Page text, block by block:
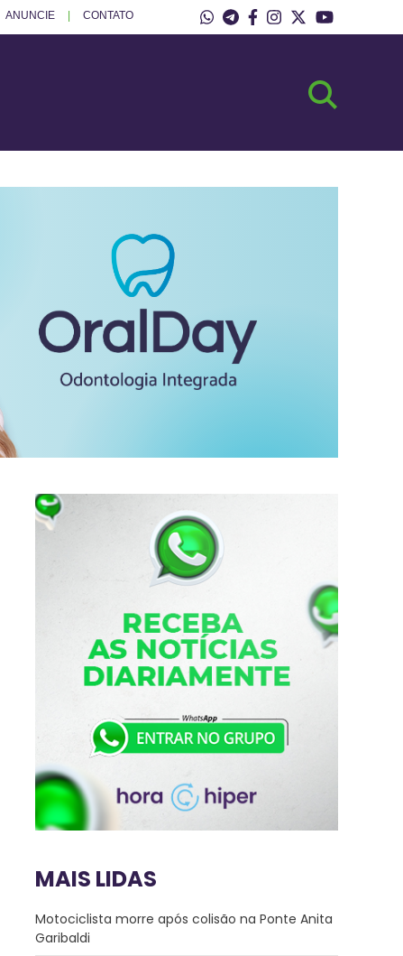
ANUNCIE CONTATO
MAIS LIDAS
Motociclista morre após colisão na Ponte Anita
Garibaldi